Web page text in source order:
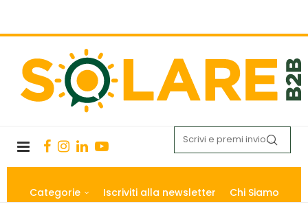
Categorie Iscriviti alla newsletter Chi Siamo